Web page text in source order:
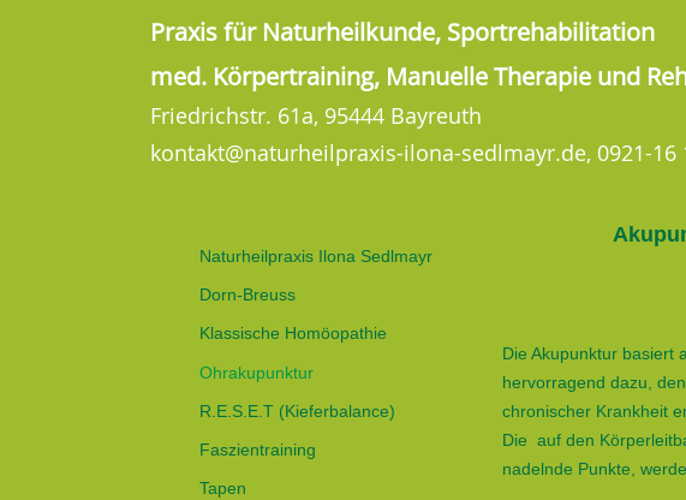
Praxis für Naturheilkunde, Sportrehabilitation
med. Körpertraining, Manuelle Therapie und
Friedrichstr. 61a, 95444 Bayreuth
kontakt@naturheilpraxis-ilona-sedlmayr.de, 0921-16
Naturheilpraxis Ilona Sedlmayr
Dorn-Breuss
Klassische Homöopathie
Ohrakupunktur
R.E.S.E.T (Kieferbalance)
Faszientraining
Tapen
Die Akupunktur basiert
hervorragend dazu,
chronischer Krankheit
Die auf den
nadelnde Punkte,